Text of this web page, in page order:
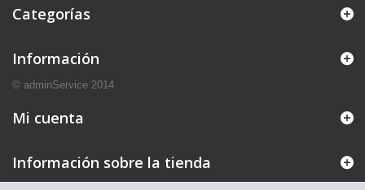
Categorías
Información
© adminService 2014
Mi cuenta
Información sobre la tienda